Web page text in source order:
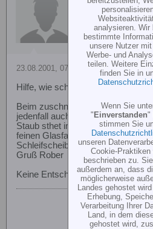
23.08.2001, 07:14
Hilfe, wie schneide ich....
Beim zuschneiden von GFK und
jedenfall auch eine
Staub sthet im Verdacht
feinen Glasfasern die beim
Schleifscheibe rausgerissen
Gruß Rober
Keine Entscheidung ist immer die
analysieren. Wir
bestimmte
unsere Nutzer
Werbe- und
teilen. Weitere
finden Sie in
Wenn Sie
" Einverstanden"
stimmen Sie
unseren
Cookie-Praktiken
beschrieben zu.
außerdem an, dass
möglicherweise
Landes gehostet
Erhebung,
Verarbeitung Ihrer
Land, in dem
gehostet wird,